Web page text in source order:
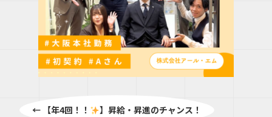
← 【年4回！！ 】昇給・昇進のチャンス！